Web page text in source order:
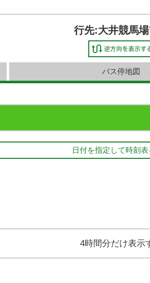
行先:大井競馬
バス停地図
日付を指定して時刻表
4時間分だけ表示